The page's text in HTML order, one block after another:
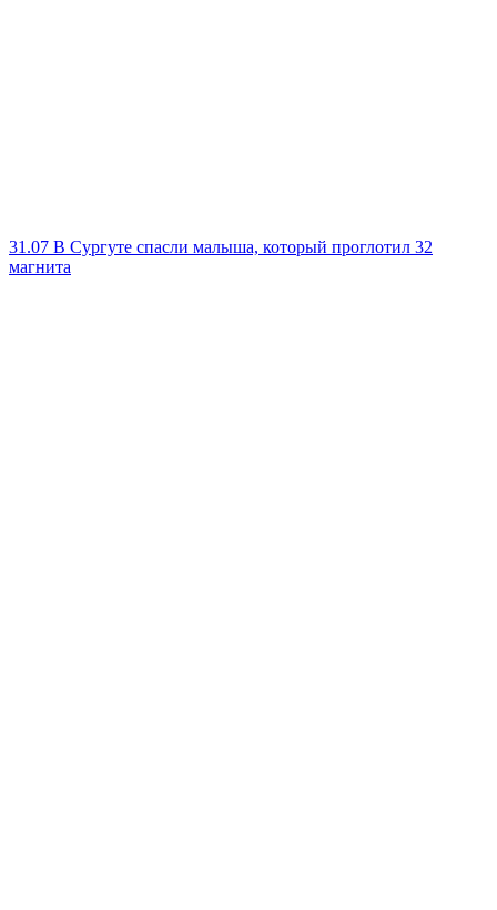
31.07 В Сургуте спасли малыша, который проглотил 32
магнита